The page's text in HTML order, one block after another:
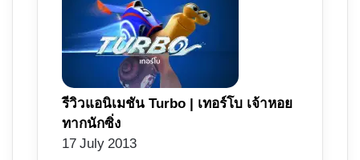
รีวิวแอนิเมชัน Turbo | เทอร์โบ เจ้าหอย
ทากนักซิ่ง
17 July 2013